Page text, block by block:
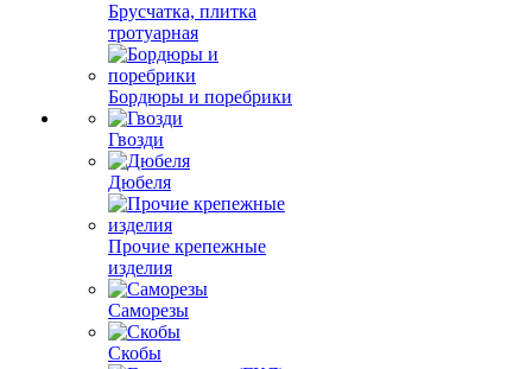
Брусчатка, плитка
тротуарная
Бордюры и поребрики
Гвозди
Дюбеля
Прочие крепежные
изделия
Саморезы
Скобы